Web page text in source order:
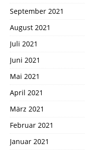
September 2021
August 2021
Juli 2021
Juni 2021
Mai 2021
April 2021
März 2021
Februar 2021
Januar 2021